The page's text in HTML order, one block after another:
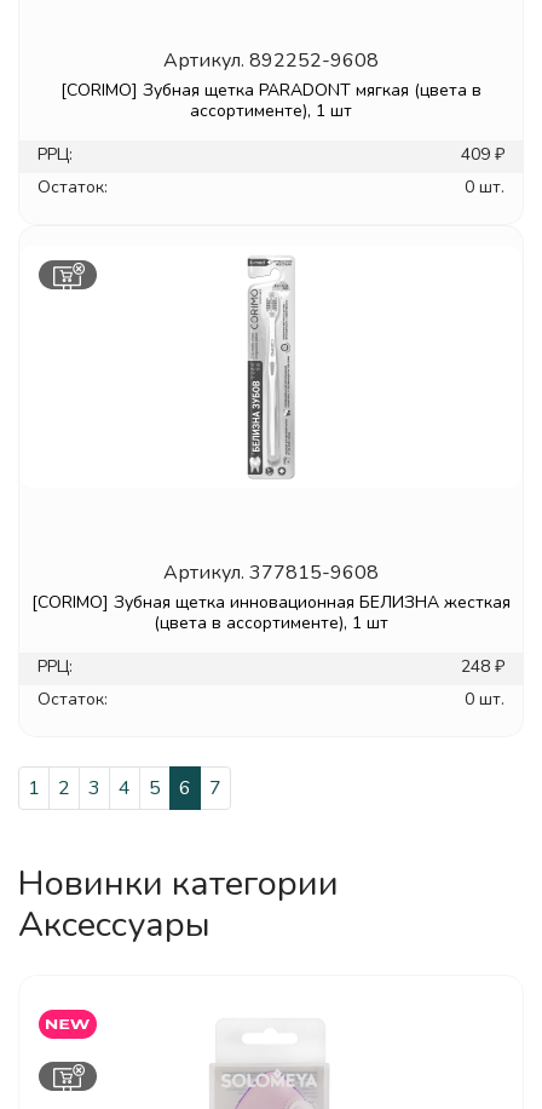
Артикул. 892252-9608
[CORIMO] Зубная щетка PARADONT мягкая (цвета в
ассортименте), 1 шт
РРЦ:
409 ₽
Остаток:
0 шт.
Артикул. 377815-9608
[CORIMO] Зубная щетка инновационная БЕЛИЗНА жесткая
(цвета в ассортименте), 1 шт
РРЦ:
248 ₽
Остаток:
0 шт.
1 2 3 4 5 6 7
Новинки категории
Аксессуары